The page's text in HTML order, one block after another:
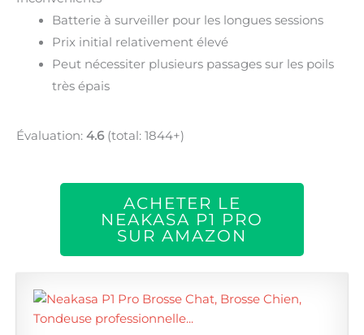
Batterie à surveiller pour les longues sessions
Prix initial relativement élevé
Peut nécessiter plusieurs passages sur les poils
très épais
Évaluation: 4.6(total: 1844+)
ACHETER LE
NEAKASA P1 PRO
SUR AMAZON